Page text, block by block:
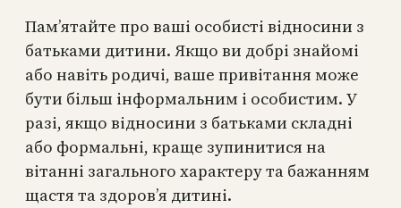
Пам’ятайте про ваші особисті відносини з
батьками дитини. Якщо ви добрі знайомі
або навіть родичі, ваше привітання може
бути більш інформальним і особистим. У
разі, якщо відносини з батьками складні
або формальні, краще зупинитися на
вітанні загального характеру та бажанням
щастя та здоров’я дитині.